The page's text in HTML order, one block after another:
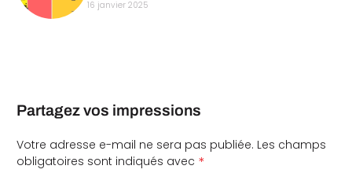
16 janvier 2025
Partagez vos impressions
Votre adresse e-mail ne sera pas publiée. Les champs
obligatoires sont indiqués avec *